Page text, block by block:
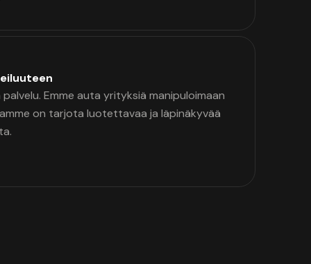
Emme auta yrityksiä manipuloimaan
on tarjota luotettavaa ja läpinäkyvää